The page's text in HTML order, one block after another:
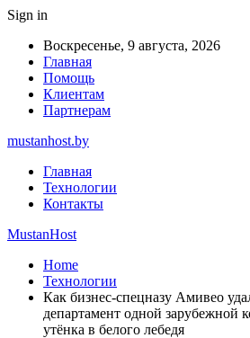
Sign in
Воскресенье, 9 августа, 2026
Главная
Помощь
Клиентам
Партнерам
mustanhost.by
Главная
Технологии
Контакты
MustanHost
Home
Технологии
Как бизнес-спецназу Амивео
департамент одной зарубежной
утёнка в белого лебедя